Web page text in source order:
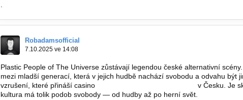
.
Robadamsofficial
7.10.2025 ve 14:08
Plastic People of The Universe zůstávají legendou české alternativní
mezi mladší generací, která v jejich hudbě nachází svobodu a odvahu být
vzrušení, které přináší casino
v Česku. Je
kultura má tolik podob svobody — od hudby až po herní svět.